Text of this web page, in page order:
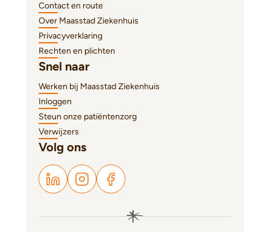
Contact en route
Over Maasstad Ziekenhuis
Privacyverklaring
Rechten en plichten
Snel naar
Werken bij Maasstad Ziekenhuis
Inloggen
Steun onze patiëntenzorg
Verwijzers
Volg ons